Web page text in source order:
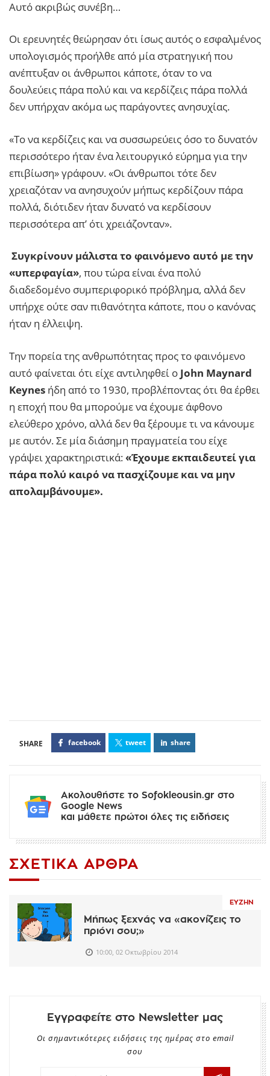
Αυτό ακριβώς συνέβη…
Οι ερευνητές θεώρησαν ότι ίσως αυτός ο εσφαλμένος
υπολογισμός προήλθε από μία στρατηγική που
ανέπτυξαν οι άνθρωποι κάποτε, όταν το να
δουλεύεις πάρα πολύ και να κερδίζεις πάρα πολλά
δεν υπήρχαν ακόμα ως παράγοντες ανησυχίας.
«Το να κερδίζεις και να συσσωρεύεις όσο το δυνατόν
περισσότερο ήταν ένα λειτουργικό εύρημα για την
επιβίωση» γράφουν. «Οι άνθρωποι τότε δεν
χρειαζόταν να ανησυχούν μήπως κερδίζουν πάρα
πολλά, διότιδεν ήταν δυνατό να κερδίσουν
περισσότερα απ’ ότι χρειάζονταν».
Συγκρίνουν μάλιστα το φαινόμενο αυτό με την
«υπερφαγία», που τώρα είναι ένα πολύ
διαδεδομένο συμπεριφορικό πρόβλημα, αλλά δεν
υπήρχε ούτε σαν πιθανότητα κάποτε, που ο κανόνας
ήταν η έλλειψη.
Την πορεία της ανθρωπότητας προς το φαινόμενο
αυτό φαίνεται ότι είχε αντιληφθεί ο John Maynard
Keynes ήδη από το 1930, προβλέποντας ότι θα έρθει
η εποχή που θα μπορούμε να έχουμε άφθονο
ελεύθερο χρόνο, αλλά δεν θα ξέρουμε τι να κάνουμε
με αυτόν. Σε μία διάσημη πραγματεία του είχε
γράψει χαρακτηριστικά: «Έχουμε εκπαιδευτεί για
πάρα πολύ καιρό να πασχίζουμε και να μην
απολαμβάνουμε».
facebook tweet share
Ακολουθήστε το Sofokleousin.gr στο
Google News
και μάθετε πρώτοι όλες τις ειδήσεις
ΣΧΕΤΙΚΆ ΆΡΘΡΑ
ΕΥΖΗΝ
Μήπως ξεχνάς να «ακονίζεις το
πριόνι σου;»
10:00, 02 Οκτωβρίου 2014
Εγγραφείτε στο Newsletter μας
Οι σημαντικότερες ειδήσεις της ημέρας στο email
σου